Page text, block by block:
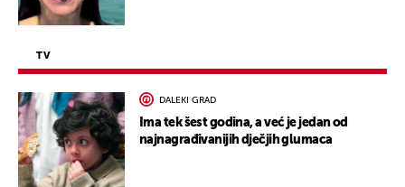
TV
DALEKI GRAD
Ima tek šest godina, a već je jedan od
najnagrađivanijih dječjih glumaca